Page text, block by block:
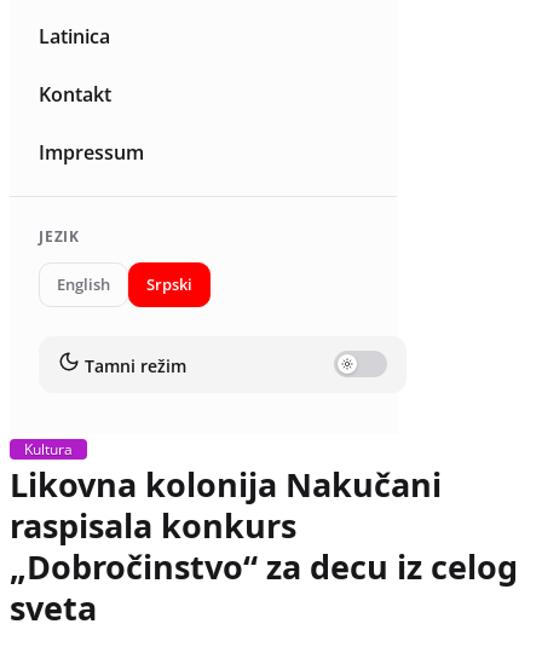
Latinica
Kontakt
Impressum
JEZIK
English Srpski
Tamni režim
Kultura
Likovna kolonija Nakučani
raspisala konkurs
„Dobročinstvo“ za decu iz celog
sveta